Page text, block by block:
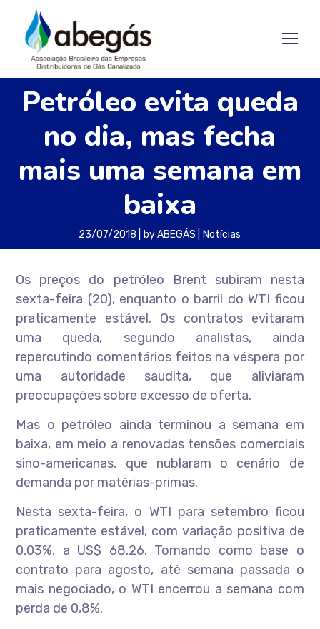
Petróleo evita queda
no dia, mas fecha
mais uma semana em
baixa
23/07/2018 byABEGÁS Notícias
Os preços do petróleo Brent subiram nesta
sexta-feira (20), enquanto o barril do WTI ficou
praticamente estável. Os contratos evitaram
uma queda, segundo analistas, ainda
repercutindo comentários feitos na véspera por
uma autoridade saudita, que aliviaram
preocupações sobre excesso de oferta.
Mas o petróleo ainda terminou a semana em
baixa, em meio a renovadas tensões comerciais
sino-americanas, que nublaram o cenário de
demanda por matérias-primas.
Nesta sexta-feira, o WTI para setembro ficou
praticamente estável, com variação positiva de
0,03%, a US$ 68,26. Tomando como base o
contrato para agosto, até semana passada o
mais negociado, o WTI encerrou a semana com
perda de 0,8%.